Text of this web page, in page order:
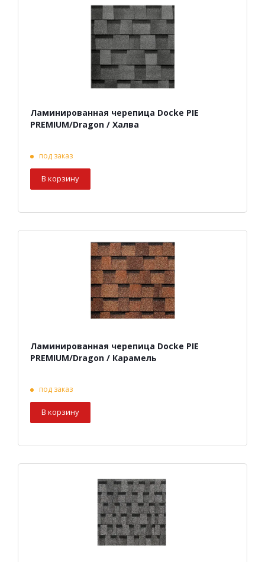
Ламинированная черепица Docke PIE
PREMIUM/Dragon / Халва
под заказ
В корзину
Ламинированная черепица Docke PIE
PREMIUM/Dragon / Карамель
под заказ
В корзину